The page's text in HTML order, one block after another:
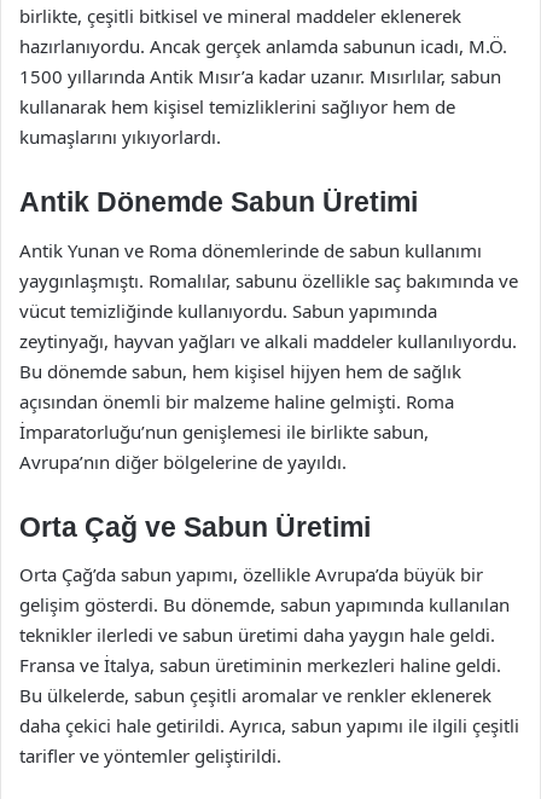
birlikte, çeşitli bitkisel ve mineral maddeler eklenerek
hazırlanıyordu. Ancak gerçek anlamda sabunun icadı, M.Ö.
1500 yıllarında Antik Mısır’a kadar uzanır. Mısırlılar, sabun
kullanarak hem kişisel temizliklerini sağlıyor hem de
kumaşlarını yıkıyorlardı.
Antik Dönemde Sabun Üretimi
Antik Yunan ve Roma dönemlerinde de sabun kullanımı
yaygınlaşmıştı. Romalılar, sabunu özellikle saç bakımında ve
vücut temizliğinde kullanıyordu. Sabun yapımında
zeytinyağı, hayvan yağları ve alkali maddeler kullanılıyordu.
Bu dönemde sabun, hem kişisel hijyen hem de sağlık
açısından önemli bir malzeme haline gelmişti. Roma
İmparatorluğu’nun genişlemesi ile birlikte sabun,
Avrupa’nın diğer bölgelerine de yayıldı.
Orta Çağ ve Sabun Üretimi
Orta Çağ’da sabun yapımı, özellikle Avrupa’da büyük bir
gelişim gösterdi. Bu dönemde, sabun yapımında kullanılan
teknikler ilerledi ve sabun üretimi daha yaygın hale geldi.
Fransa ve İtalya, sabun üretiminin merkezleri haline geldi.
Bu ülkelerde, sabun çeşitli aromalar ve renkler eklenerek
daha çekici hale getirildi. Ayrıca, sabun yapımı ile ilgili çeşitli
tarifler ve yöntemler geliştirildi.